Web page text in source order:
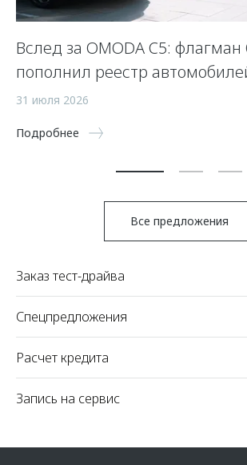
Вслед за OMODA C5: флагман
пополнил реестр
31 июля 2026
Подробнее
Все предложения
Заказ тест-драйва
Спецпредложения
Расчет кредита
Запись на сервис